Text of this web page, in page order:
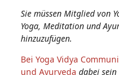
Sie müssen Mitglied von
Yoga, Meditation und
hinzuzufügen.
Bei Yoga Vidya
und Ayurveda dabei sein